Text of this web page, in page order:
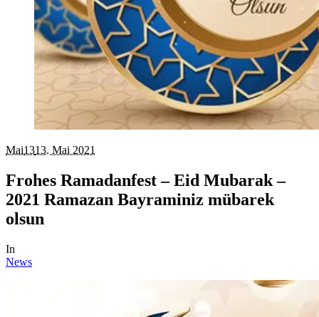
Mai1313. Mai 2021
Frohes Ramadanfest – Eid Mubarak –
2021 Ramazan Bayraminiz mübarek
olsun
In
News